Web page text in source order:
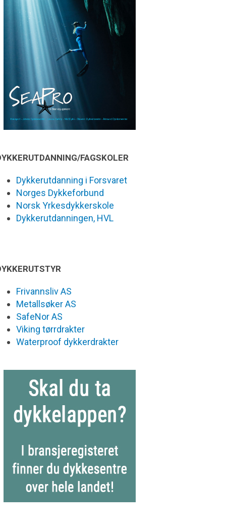
FAGSKOLER
Dykkerutdanning i Forsvaret
Norges Dykkeforbund
Norsk Yrkesdykkerskole
Dykkerutdanningen, HVL
Frivannsliv AS
Metallsøker AS
SafeNor AS
Viking tørrdrakter
Waterproof dykkerdrakter